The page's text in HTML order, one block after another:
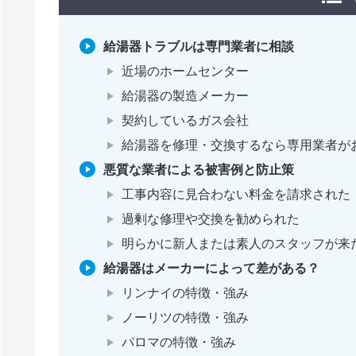
給湯器トラブルは専門業者に相談
近場のホームセンター
給湯器の製造メーカー
契約しているガス会社
給湯器を修理・交換するなら専用業者が
悪質な業者による被害例と防止策
工事内容に見合わない料金を請求された
過剰な修理や交換を勧められた
明らかに新人または素人のスタッフが来
給湯器はメーカーによって差がある？
リンナイの特徴・強み
ノーリツの特徴・強み
パロマの特徴・強み